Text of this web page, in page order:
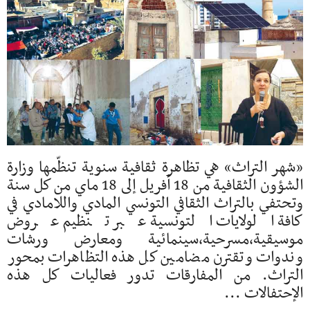
«شهر التراث» هي تظاهرة ثقافية سنوية تنظّمها وزارة
الشؤون الثقافية من 18 أفريل إلى 18 ماي من كل سنة
وتحتفي بالتراث الثقافي التونسي المادي واللامادي في
كافة الولايات التونسية عبر تنظيم عروض
موسيقية،مسرحية،سينمائية ومعارض ورشات
وندوات وتقترن مضامين كل هذه التظاهرات بمحور
التراث. من المفارقات تدور فعاليات كل هذه
الإحتفالات ...